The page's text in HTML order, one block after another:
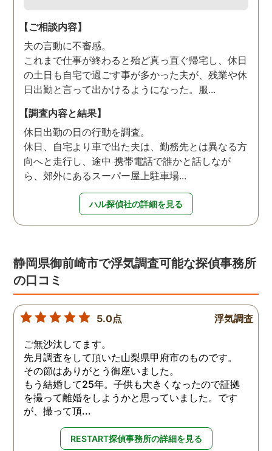
【ご相談内容】
夫の言動に不審感。
これまで仕事が終わると殆ど真っ直ぐ帰宅し、休日
の土日も自宅で過ごす事が多かった夫が、残業や休
日出勤と言って出かけるようになった。服...
【調査内容と結果】
休日出勤の日の行動を調査。
休日、自宅より車で出た夫は、勤務先とは異なる方
向へと走行し、途中 携帯電話で誰かと話しなが
ら、郊外にあるスーパー屋上駐車場...
ハル探偵社の詳細を見る
静岡県御前崎市で浮気調査可能な探偵事務所
の口コミ
5.0点 浮気調査
ご無沙汰してます。
先月調査をして頂いた山梨県甲府市のものです。
その節はありがとう御座いました。
もう結婚して25年。子供も大きくなったので証拠
を撮って離婚をしようかと思っていました。です
が、撮って頂...
RESTART探偵事務所の詳細を見る